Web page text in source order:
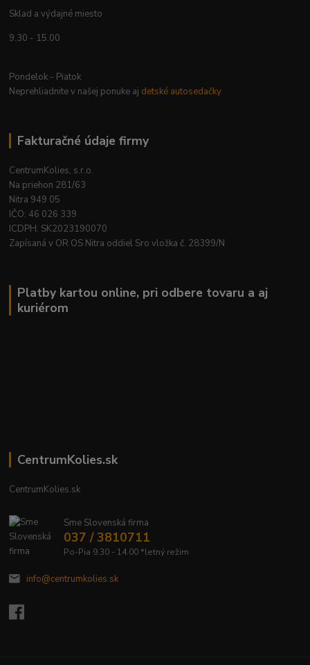
Sklad a výdajné miesto
9.30 - 15.00
Pondelok - Piatok
Neprehliadnite v našej ponuke aj detské autosedačky
Fakturačné údaje firmy
CentrumKolies, s.r.o.
Na priehon 281/63
Nitra 949 05
IČO: 46 026 339
ICDPH: SK2023190070
Zapísaná v OR OS Nitra oddiel Sro vložka č. 28399/N
Platby kartou online, pri odbere tovaru a aj
kuriérom
CentrumKolies.sk
CentrumKolies.sk
Sme Slovenská firma
037 / 3810711
Po-Pia 9.30 - 14.00 *letný režim
info@centrumkolies.sk